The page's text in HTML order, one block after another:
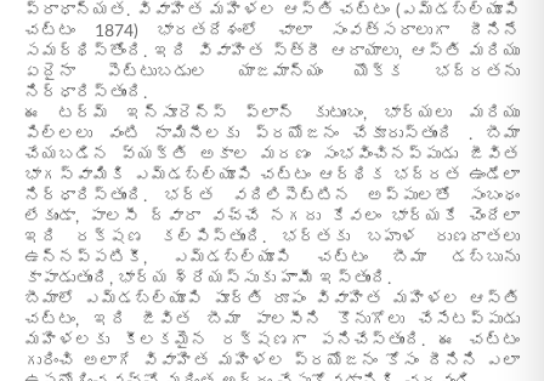
ప్రాధాన్యత. వివాహిత మహిళల ఆస్తి చట్టం (ఎమ్‌డబ్ల్యూపి
చట్టం 1874) భారతదేశంలో చాలా సంవత్సరాలుగా దీనినే
సమర్థిస్తోంది. ఇది వివాహిత స్త్రీ ఆదాయాలు, ఆస్తి మరియు
ఏదైనా పెట్టుబడుల యాజమాన్యం యొక్క భద్రతను
నిర్ధారిస్తుంది.
ఈ టర్మ్ ఇన్సూరెన్స్ ప్లాన్ కుటుంబం, భార్యలు మరియు
పిల్లలు వంటి నామినీలకు ప్రయోజనం చేకూరుస్తుంది . బీమా
చేయబడిన వ్యక్తి అకాల మరణం సంభవించినప్పుడు జీవిత
భాగస్వామికి ఎమ్‌డబ్ల్యూపి చట్టం ఆర్థిక భద్రత ఉండేలా
నిర్ధారిస్తుంది. భర్త వదిలిపెట్టిన అప్పులతో సంబంధం
లేకుండా, పాలసీ ద్వారా వచ్చే నగదు కేవలం భార్యకే చెందేలా
ఇది రక్షణ కల్పిస్తుంది. భర్తకు బహుళ రుణదాతలు
ఉన్నప్పటికీ, ఎమ్‌డబ్ల్యూపి చట్టం బీమా డబ్బును
కాపాడుతుంది, భార్య శ్రేయస్సుకు హామీ ఇస్తుంది.
బీమాలో ఎమ్‌డబ్ల్యూపి పూర్తి రూపం వివాహిత మహిళల ఆస్తి
చట్టం, ఇది జీవిత బీమా పాలసీని కొనుగోలు చేసేటప్పుడు
మహిళలకు కీలకమైన రక్షణగా పనిచేస్తుంది. ఈ చట్టం
గురించి అలాగే వివాహిత మహిళల ప్రయోజనం కోసం దీనిని ఎలా